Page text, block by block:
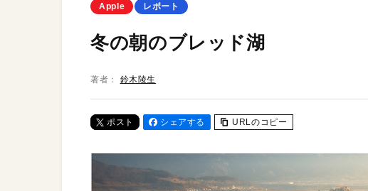
Apple レポート
冬の朝のブレッド湖
著者： 鈴木陵生
ポスト シェアする URLのコピー